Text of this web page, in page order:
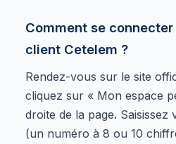
Comment se
client Cetelem ?
Rendez-vous sur le site
cliquez sur « Mon espace
droite de la page. Saisissez
(un numéro à 8 ou 10